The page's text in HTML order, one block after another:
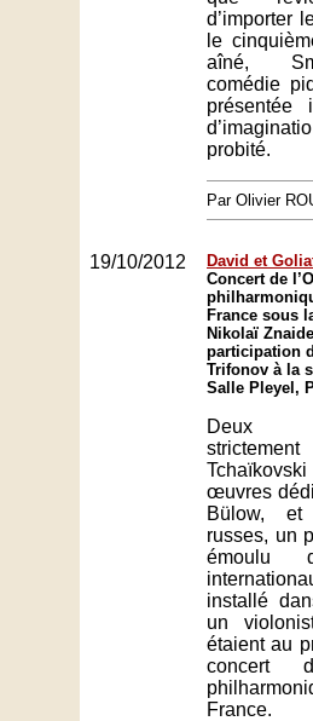
d’importer
le
aîné,
comédie
présentée
probité.
Par Olivier
19/10/2012
David et
Concert de
France sous
Nikolaï
participation
Trifonov à la
Salle Pleyel,
Deux
strictement
œuvres
Bülow, et
russes, un
émoulu
installé
un
étaient au
concert
France.